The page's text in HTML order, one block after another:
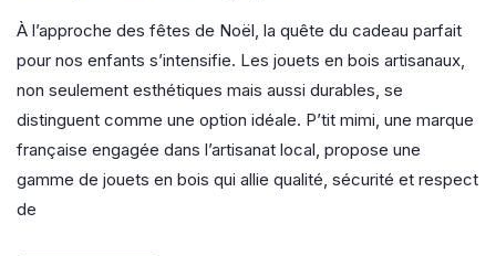
À l’approche des fêtes de Noël, la quête du cadeau parfait
pour nos enfants s’intensifie. Les jouets en bois artisanaux,
non seulement esthétiques mais aussi durables, se
distinguent comme une option idéale. P’tit mimi, une marque
française engagée dans l’artisanat local, propose une
gamme de jouets en bois qui allie qualité, sécurité et respect
de